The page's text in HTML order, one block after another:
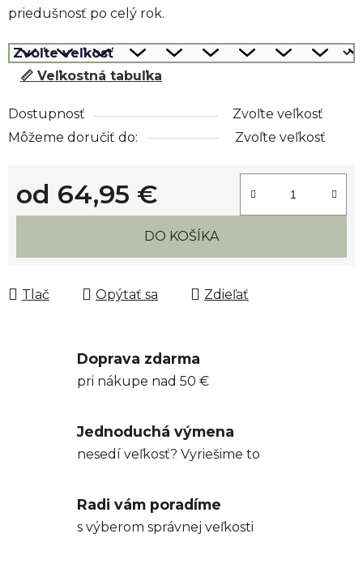
priedušnosť po celý rok.
📏 Veľkostná tabuľka
Dostupnosť
Zvoľte veľkosť
Môžeme doručiť do:
Zvoľte veľkosť
od 64,95 €
Jednotková cena:
DO KOŠÍKA
Tlač Opýtať sa Zdieľať
Doprava zdarma
pri nákupe nad 50 €
Jednoduchá výmena
nesedí veľkosť? Vyriešime to
Radi vám poradíme
s výberom správnej veľkosti